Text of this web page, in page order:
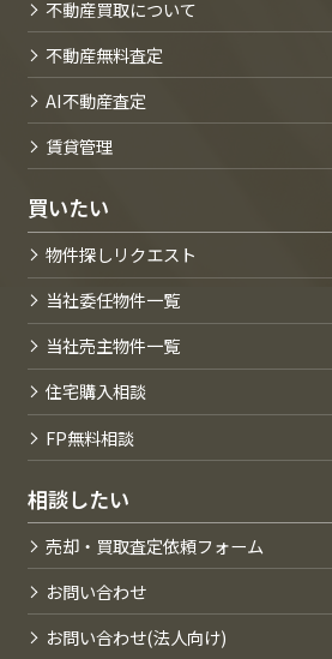
不動産買取について
不動産無料査定
AI不動産査定
賃貸管理
買いたい
物件探しリクエスト
当社委任物件一覧
当社売主物件一覧
住宅購入相談
FP無料相談
相談したい
売却・買取査定依頼フォーム
お問い合わせ
お問い合わせ(法人向け)